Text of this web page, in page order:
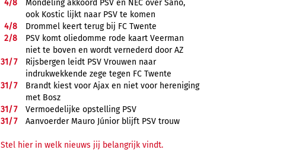
4/8
Mondeling akkoord PSV en NEC over Sano,
ook Kostic lijkt naar PSV te komen
4/8
Drommel keert terug bij FC Twente
2/8
PSV komt oliedomme rode kaart Veerman
niet te boven en wordt vernederd door AZ
31/7
Rijsbergen leidt PSV Vrouwen naar
indrukwekkende zege tegen FC Twente
31/7
Brandt kiest voor Ajax en niet voor hereniging
met Bosz
31/7
Vermoedelijke opstelling PSV
31/7 Aanvoerder Mauro Júnior blijft PSV trouw
Stel hier in welk nieuws jij belangrijk vindt.